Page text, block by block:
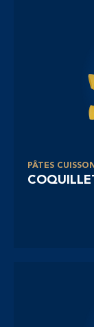
PÂTES